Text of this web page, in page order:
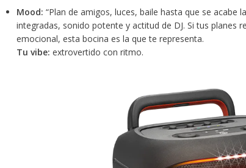
Mood: “Plan de amigos, luces, baile hasta que se acabe
integradas, sonido potente y actitud de DJ. Si tus planes
emocional, esta bocina es la que te representa.
Tu vibe: extrovertido con ritmo.